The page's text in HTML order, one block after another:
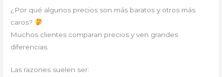
¿Por qué algunos precios son más baratos y otros más
caros?
Muchos clientes comparan precios y ven grandes
diferencias.
Las razones suelen ser: